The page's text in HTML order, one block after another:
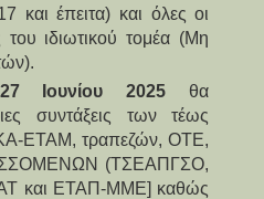
και έπειτα) και όλες οι
του ιδιωτικού τομέα (Μη
Ιουνίου 2025 θα
συντάξεις των τέως
ΕΤΑΜ, τραπεζών, ΟΤΕ,
(ΤΣΕΑΠΓΣΟ,
και ΕΤΑΠ-ΜΜΕ] καθώς